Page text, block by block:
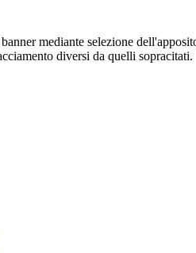
mediante selezione
diversi da quelli sopracitati.